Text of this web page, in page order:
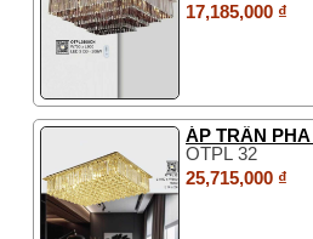
17,185,000 ₫
ÁP TRẦN
OTPL 32
25,715,000 ₫